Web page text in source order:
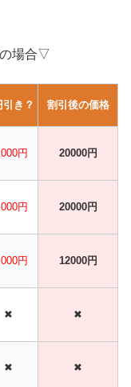
場合▽
引き？ 割引後の価格
円 20000円
円 20000円
円 12000円
✖ ✖
✖ ✖